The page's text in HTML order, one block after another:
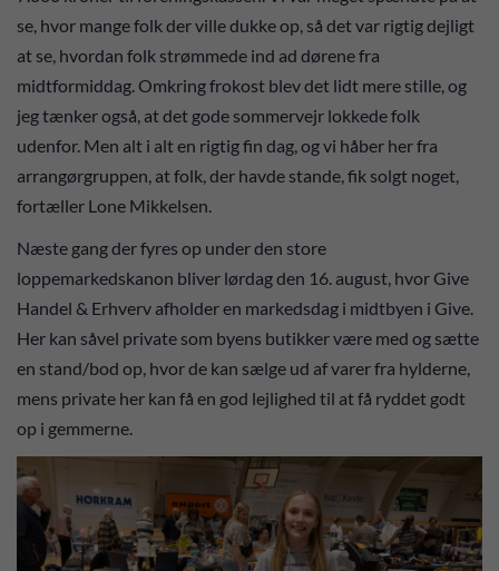
se, hvor mange folk der ville dukke op, så det var rigtig dejligt
at se, hvordan folk strømmede ind ad dørene fra
midtformiddag. Omkring frokost blev det lidt mere stille, og
jeg tænker også, at det gode sommervejr lokkede folk
udenfor. Men alt i alt en rigtig fin dag, og vi håber her fra
arrangørgruppen, at folk, der havde stande, fik solgt noget,
fortæller Lone Mikkelsen.
Næste gang der fyres op under den store
loppemarkedskanon bliver lørdag den 16. august, hvor Give
Handel & Erhverv afholder en markedsdag i midtbyen i Give.
Her kan såvel private som byens butikker være med og sætte
en stand/bod op, hvor de kan sælge ud af varer fra hylderne,
mens private her kan få en god lejlighed til at få ryddet godt
op i gemmerne.